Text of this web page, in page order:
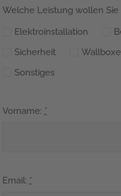
Welche Leistung wollen Sie
Elektroinstallation
Sicherheit
Sonstiges
Vorname: *
Email: *